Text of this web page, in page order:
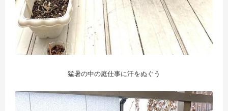
猛暑の中の庭仕事に汗をぬぐう